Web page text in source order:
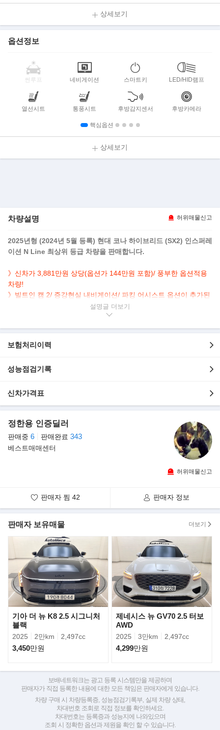
상세보기
옵션정보
썬루프 네비게이션 스마트키 LED/HID램프
열선시트 통풍시트 후방감지센서 후방카메라
핵심옵션
상세보기
차량설명 허위매물신고
2025년형 (2024년 5월 등록) 현대 코나 하이브리드 (SX2) 인스퍼레
이션 N Line 최상위 등급 차량을 판매합니다.
》신차가 3,881만원 상당(옵션가 144만원 포함)/ 풍부한 옵션적용
차량!
》빌트인 캠 2/ 증강현실 내비게이션/ 파킹 어시스트 옵션이 추가된
》고객의 알권리를 위하여 성능기록부+사고이력+출고당시 옵션표
제공합니다.
리지 않습니다.
▶본 차량안내..
- 전국 최저가
- 2만 1천Km 실 주행 신차급 차량
- 신한 EZ 손해보증 보험 가입 차량
- 풍부한 추가옵션 144만원 상당 추가
- 부족함없는 풍부한 옵션 및 최상급 관리상태를 자부합니다.
- 파킹 어시스트---------------------- 99만원
- 빌트인 캠 2, 증강현실 내비게이션---- 45만원
- 도어 & 주유구 PPF 시공차량
- 디테일킹 셀리 나노세라믹 코트 작업차량_보증서 보유
▶디테일링 보증서
설명글
보험처리이력
성능점검기록
신차가격표
정한용 인증딜러
판매중 6 판매완료 343
베스트매매센터
허위매물신고
판매자 찜 42 판매자 정보
판매자 보유매물 더보기
기아 더 뉴 K8 2.5 시그니처
블랙
2025 2만km 2,497cc
3,450만원
제네시스 뉴 GV70 2.5 터보
AWD
2025 3만km 2,497cc
4,299만원
보배네트워크는 광고 등록 시스템만을 제공하며
판매자가 직접 등록한 내용에 대한 모든 책임은 판매자에게 있습니다.
차량 구매 시 차량등록증, 성능점검기록부, 실제 차량 상태,
차대번호 조회로 직접 정보를 확인하세요.
차대번호는 등록증과 성능지에 나와있으며
조회 시 정확한 옵션과 제원을 확인 할 수 있습니다.